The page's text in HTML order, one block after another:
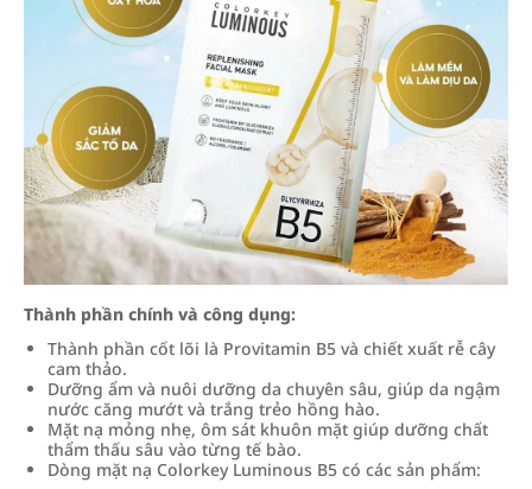
Thành phần chính và công dụng:
Thành phần cốt lõi là Provitamin B5 và chiết xuất rễ cây
cam thảo.
Dưỡng ẩm và nuôi dưỡng da chuyên sâu, giúp da ngậm
nước căng mướt và trắng trẻo hồng hào.
Mặt nạ mỏng nhẹ, ôm sát khuôn mặt giúp dưỡng chất
thẩm thấu sâu vào từng tế bào.
Dòng mặt nạ Colorkey Luminous B5 có các sản phẩm: